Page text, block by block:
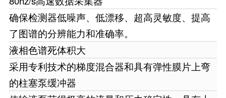
确保检测器低噪声、低漂移、超高灵敏度、提高
了图谱的分辨能力和准确率。
液相色谱死体积大
采用专利技术的梯度混合器和具有弹性膜片上弯
的柱塞泵缓冲器